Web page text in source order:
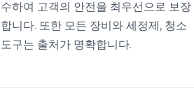
수하여 고객의 안전을 최우선으로 보장
합니다. 또한 모든 장비와 세정제, 청소
도구는 출처가 명확합니다.